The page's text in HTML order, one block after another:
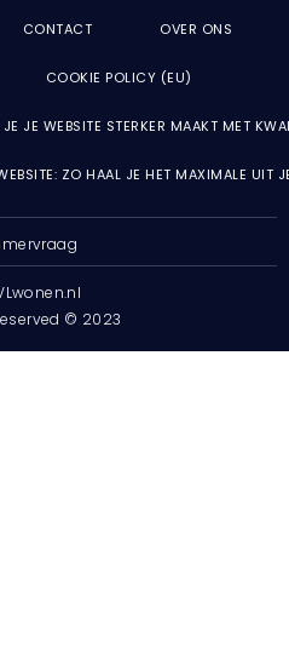
CONTACT OVER ONS
COOKIE POLICY (EU)
JE WEBSITE STERKER MAAKT MET
ZO HAAL JE HET MAXIMALE UIT
© 2023